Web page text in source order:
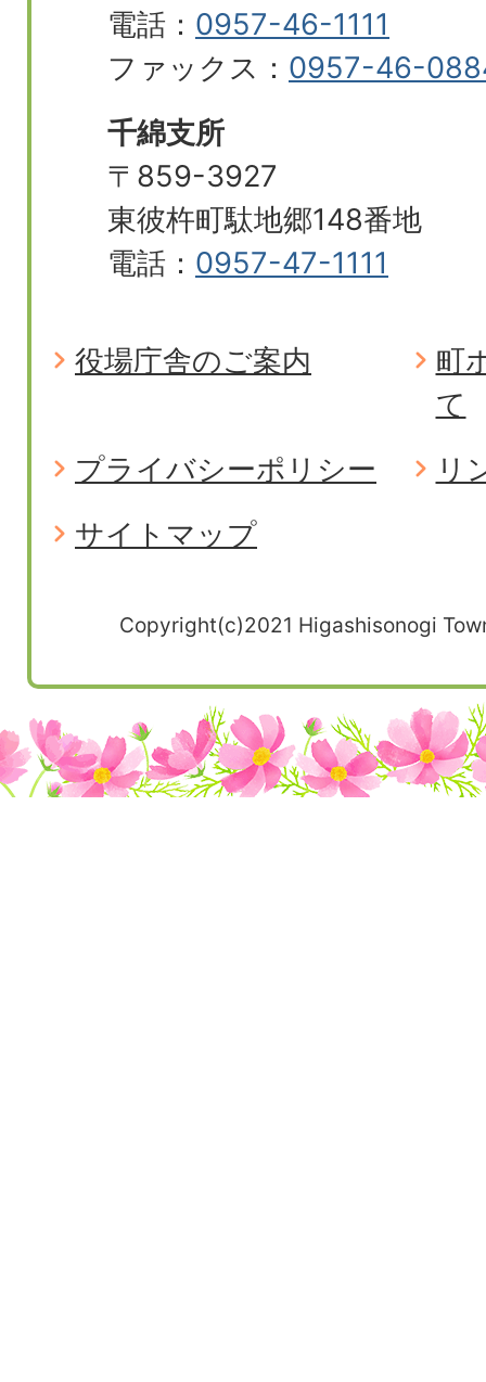
電話： 0957-46-1111
ファックス： 0957-46-
千綿支所
〒859-3927
東彼杵町駄地郷148番地
電話： 0957-47-1111
役場庁舎のご案内
町
て
プライバシーポリシー
リ
サイトマップ
Copyright(c)2021 Higashisonogi